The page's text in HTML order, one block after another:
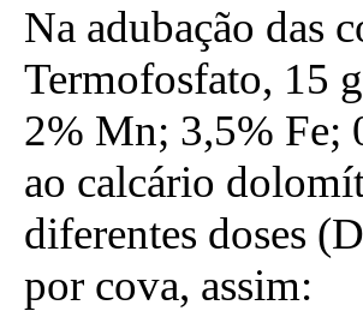
Na adubação das
Termofosfato, 15
2% Mn; 3,5% Fe;
ao calcário
diferentes doses
por cova, assim: